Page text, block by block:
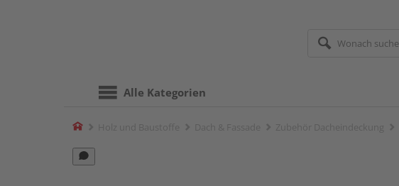
Alle Kategorien
Home